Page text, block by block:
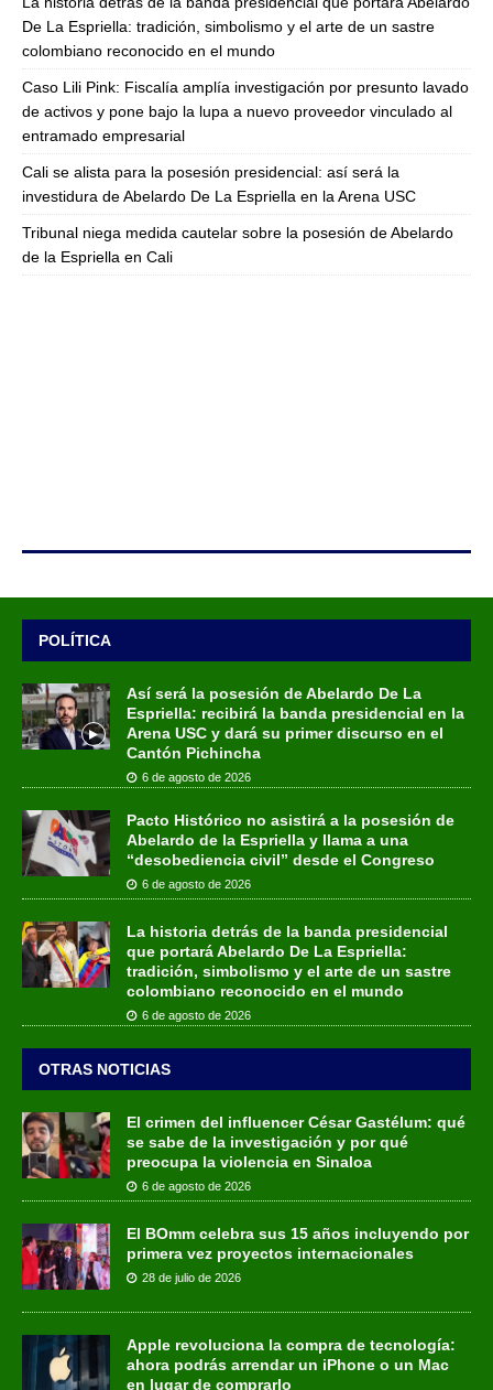
De La Espriella: tradición, simbolismo y el arte de un sastre
colombiano reconocido en el mundo
Caso Lili Pink: Fiscalía amplía investigación por presunto lavado
de activos y pone bajo la lupa a nuevo proveedor vinculado al
entramado empresarial
Cali se alista para la posesión presidencial: así será la
investidura de Abelardo De La Espriella en la Arena USC
Tribunal niega medida cautelar sobre la posesión de Abelardo
de la Espriella en Cali
POLÍTICA
Así será la posesión de Abelardo De La
Espriella: recibirá la banda presidencial en la
Arena USC y dará su primer discurso en el
Cantón Pichincha
6 de agosto de 2026
Pacto Histórico no asistirá a la posesión de
Abelardo de la Espriella y llama a una
“desobediencia civil” desde el Congreso
6 de agosto de 2026
La historia detrás de la banda presidencial
que portará Abelardo De La Espriella:
tradición, simbolismo y el arte de un sastre
colombiano reconocido en el mundo
6 de agosto de 2026
OTRAS NOTICIAS
El crimen del influencer César Gastélum: qué
se sabe de la investigación y por qué
preocupa la violencia en Sinaloa
6 de agosto de 2026
El BOmm celebra sus 15 años incluyendo por
primera vez proyectos internacionales
28 de julio de 2026
Apple revoluciona la compra de tecnología:
ahora podrás arrendar un iPhone o un Mac
en lugar de comprarlo